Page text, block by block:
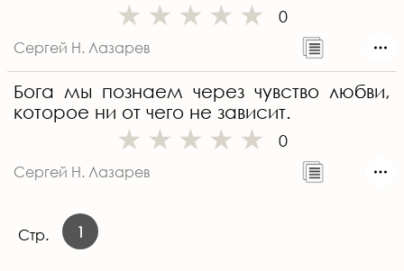
0
Сергей Н. Лазарев
Бога мы познаем через чувство любви,
которое ни от чего не зависит.
0
Сергей Н. Лазарев
Стр. 1